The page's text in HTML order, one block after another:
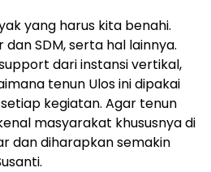
yang harus kita benahi.
SDM, serta hal lainnya.
dari instansi vertikal,
tenun Ulos ini dipakai
kegiatan. Agar tenun
masyarakat khususnya di
dan diharapkan semakin